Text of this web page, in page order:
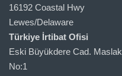
16192 Coastal Hwy
Lewes/Delaware
Türkiye İrtibat Ofisi
Eski Büyükdere Cad. Maslak
No:1